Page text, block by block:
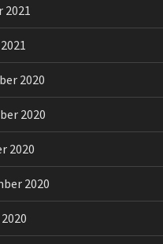
2021
2020
2020
2020
2020